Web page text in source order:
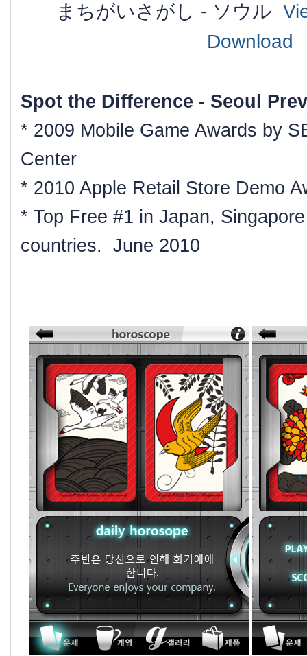
まちがいさがし - ソウル
Download
Spot the Difference - Seoul
* 2009 Mobile Game Awards by
Center
* 2010 Apple Retail Store Demo
* Top Free #1 in Japan,
countries. June 2010